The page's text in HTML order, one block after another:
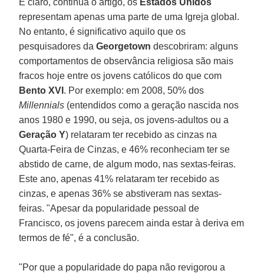
representam apenas uma parte de uma Igreja global.
No entanto, é significativo aquilo que os
pesquisadores daGeorgetown descobriram: alguns
comportamentos de observância religiosa são mais
fracos hoje entre os jovens católicos do que com
Bento XVI . Por exemplo: em 2008, 50% dos
Millennials (entendidos como a geração nascida nos
anos 1980 e 1990, ou seja, os jovens-adultos ou a
Geração Y) relataram ter recebido as cinzas na
Quarta-Feira de Cinzas, e 46% reconheciam ter se
abstido de carne, de algum modo, nas sextas-feiras.
Este ano, apenas 41% relataram ter recebido as
cinzas, e apenas 36% se abstiveram nas sextas-
feiras. "Apesar da popularidade pessoal de
Francisco, os jovens parecem ainda estar à deriva em
termos de fé", é a conclusão.
"Por que a popularidade do papa não revigorou a